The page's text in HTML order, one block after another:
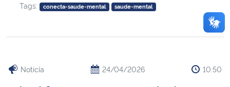
Tags: conecta-saude-mental saude-mental
Notícia 24/04/2026 10:50